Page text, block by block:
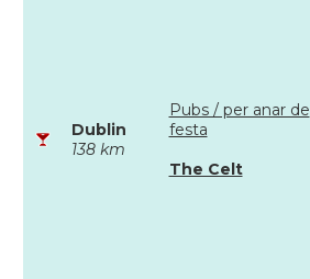
Dublin
138 km
Pubs / per anar de
festa
The Celt